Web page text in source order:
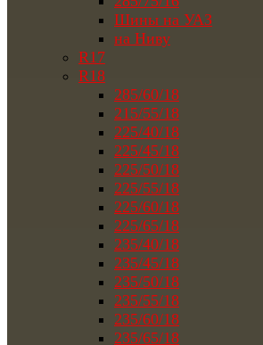
Шины на УАЗ
на Ниву
R17
R18
285/60/18
215/55/18
225/40/18
225/45/18
225/50/18
225/55/18
225/60/18
225/65/18
235/40/18
235/45/18
235/50/18
235/55/18
235/60/18
235/65/18